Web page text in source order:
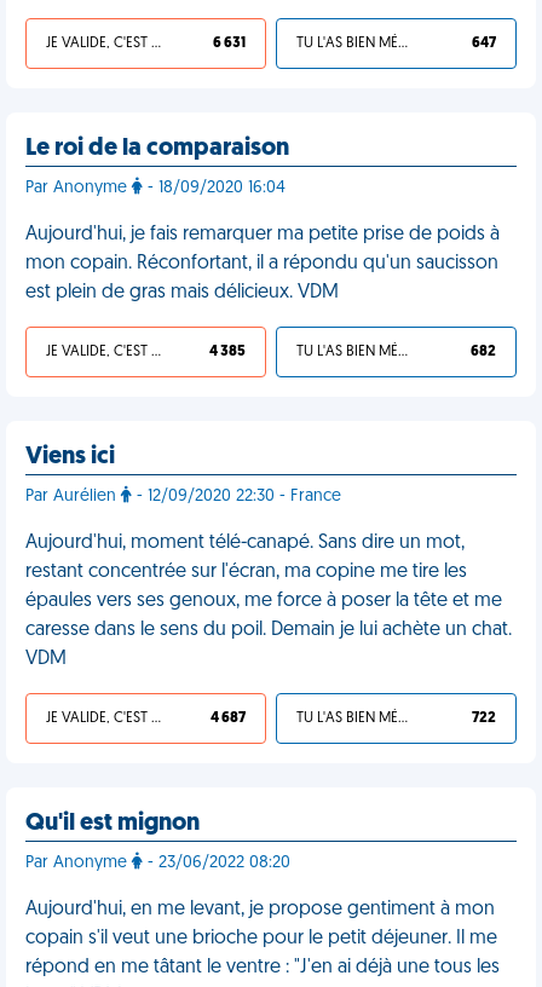
JE VALIDE, C'EST UNE VDM 6 631 TU L'AS BIEN MÉRITÉ 647
Le roi de la comparaison
Par Anonyme - 18/09/2020 16:04
Aujourd'hui, je fais remarquer ma petite prise de poids à
mon copain. Réconfortant, il a répondu qu'un saucisson
est plein de gras mais délicieux. VDM
JE VALIDE, C'EST UNE VDM 4 385 TU L'AS BIEN MÉRITÉ 682
Viens ici
Par Aurélien - 12/09/2020 22:30 - France
Aujourd'hui, moment télé-canapé. Sans dire un mot,
restant concentrée sur l'écran, ma copine me tire les
épaules vers ses genoux, me force à poser la tête et me
caresse dans le sens du poil. Demain je lui achète un chat.
VDM
JE VALIDE, C'EST UNE VDM 4 687 TU L'AS BIEN MÉRITÉ 722
Qu'il est mignon
Par Anonyme - 23/06/2022 08:20
Aujourd'hui, en me levant, je propose gentiment à mon
copain s'il veut une brioche pour le petit déjeuner. Il me
répond en me tâtant le ventre : "J'en ai déjà une tous les